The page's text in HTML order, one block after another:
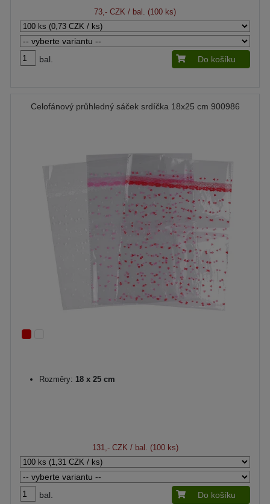
73,- CZK / bal. (100 ks)
bal. Do košíku
Celofánový průhledný sáček srdíčka 18x25 cm 900986
Rozměry: 18 x 25 cm
131,- CZK / bal. (100 ks)
bal. Do košíku